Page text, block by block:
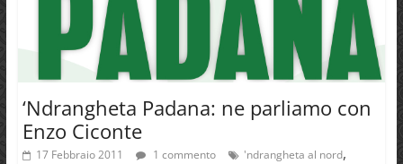
‘Ndrangheta Padana: ne parliamo con
Enzo Ciconte
17 Febbraio 2011 1 commento 'ndrangheta al nord,